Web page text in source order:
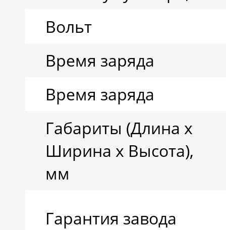
Вольт
Время заряда
Время заряда
Габариты (Длина х
Ширина х Высота),
мм
Гарантия завода